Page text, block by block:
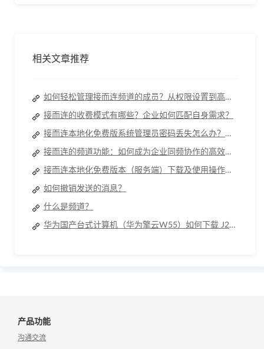
相关文章推荐
如何轻松管理接而连频道的成员？从权限设置到高效协作全指南
接而连的收费模式有哪些？企业如何匹配自身需求？
接而连本地化免费版系统管理员密码丢失怎么办？两种解决方案帮你快速恢复权限
接而连的频道功能：如何成为企业同频协作的高效枢纽？
接而连本地化免费版本（服务端）下载及使用操作手册
如何撤销发送的消息？
什么是频道？
华为国产台式计算机（华为擎云W55）如何下载 J2L3x 客户端
产品功能
沟通交流